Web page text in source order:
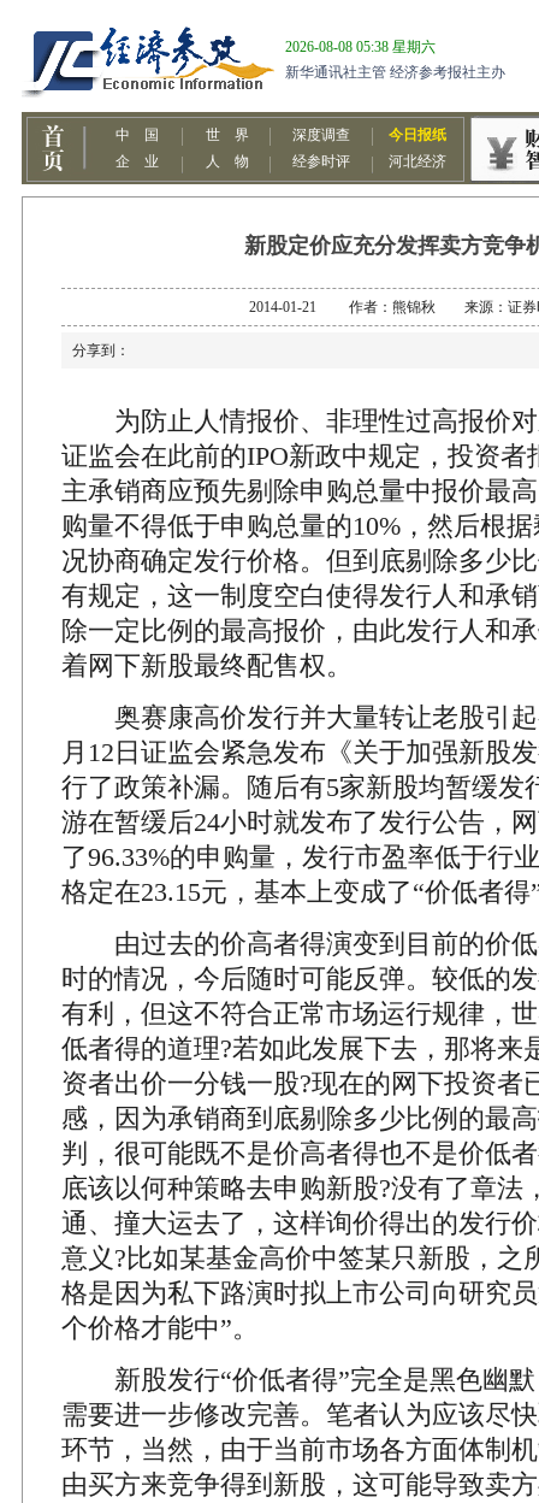
新股定价应充分发挥卖方竞争
2014-01-21 作者：熊锦秋 来源：证券
分享到：
为防止人情报价、非理性过高报价对
证监会在此前的IPO新政中规定，投资者
主承销商应预先剔除申购总量中报价最
购量不得低于申购总量的10%，然后根
况协商确定发行价格。但到底剔除多少
有规定，这一制度空白使得发行人和承
除一定比例的最高报价，由此发行人和
着网下新股最终配售权。
奥赛康高价发行并大量转让老股引起
月12日证监会紧急发布《关于加强新股
行了政策补漏。随后有5家新股均暂缓发
游在暂缓后24小时就发布了发行公告，
了96.33%的申购量，发行市盈率低于行
格定在23.15元，基本上变成了“价低者得
由过去的价高者得演变到目前的价低
时的情况，今后随时可能反弹。较低的
有利，但这不符合正常市场运行规律，
低者得的道理?若如此发展下去，那将来
资者出价一分钱一股?现在的网下投资者
感，因为承销商到底剔除多少比例的最
判，很可能既不是价高者得也不是价低
底该以何种策略去申购新股?没有了章法
通、撞大运去了，这样询价得出的发行
意义?比如某基金高价中签某只新股，之
格是因为私下路演时拟上市公司向研究
个价格才能中”。
新股发行“价低者得”完全是黑色幽默
需要进一步修改完善。笔者认为应该尽
环节，当然，由于当前市场各方面体制
由买方来竞争得到新股，这可能导致卖